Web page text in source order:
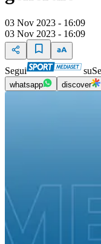
03 Nov 2023 - 16:09
03 Nov 2023 - 16:09
Segui su
whatsapp discover